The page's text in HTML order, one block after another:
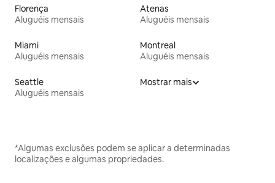
Florença
Aluguéis mensais
Atenas
Aluguéis mensais
Miami
Aluguéis mensais
Montreal
Aluguéis mensais
Seattle
Aluguéis mensais
Mostrar mais
*Algumas exclusões podem se aplicar a determinadas
localizações e algumas propriedades.